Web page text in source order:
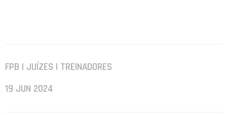
FPB | JUÍZES | TREINADORES
19 JUN 2024